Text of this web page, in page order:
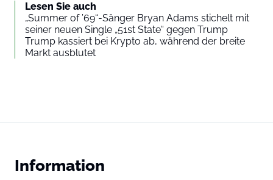
Lesen Sie auch
„Summer of ’69“-Sänger Bryan Adams stichelt mit
seiner neuen Single „51st State“ gegen Trump
Trump kassiert bei Krypto ab, während der breite
Markt ausblutet
Information